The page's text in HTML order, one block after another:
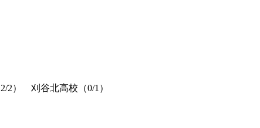
2/2） 刈谷北高校（0/1 ）